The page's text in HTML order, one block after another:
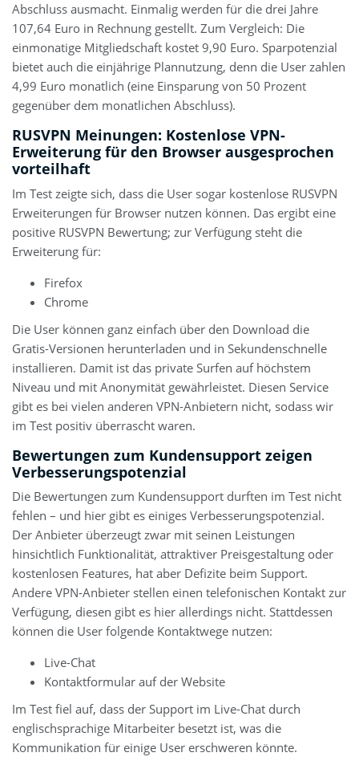
Abschluss ausmacht. Einmalig werden für die drei Jahre
107,64 Euro in Rechnung gestellt. Zum Vergleich: Die
einmonatige Mitgliedschaft kostet 9,90 Euro. Sparpotenzial
bietet auch die einjährige Plannutzung, denn die User zahlen
4,99 Euro monatlich (eine Einsparung von 50 Prozent
gegenüber dem monatlichen Abschluss).
RUSVPN Meinungen: Kostenlose VPN-
Erweiterung für den Browser ausgesprochen
vorteilhaft
Im Test zeigte sich, dass die User sogar kostenlose RUSVPN
Erweiterungen für Browser nutzen können. Das ergibt eine
positive RUSVPN Bewertung; zur Verfügung steht die
Erweiterung für:
Firefox
Chrome
Die User können ganz einfach über den Download die
Gratis-Versionen herunterladen und in Sekundenschnelle
installieren. Damit ist das private Surfen auf höchstem
Niveau und mit Anonymität gewährleistet. Diesen Service
gibt es bei vielen anderen VPN-Anbietern nicht, sodass wir
im Test positiv überrascht waren.
Bewertungen zum Kundensupport zeigen
Verbesserungspotenzial
Die Bewertungen zum Kundensupport durften im Test nicht
fehlen – und hier gibt es einiges Verbesserungspotenzial.
Der Anbieter überzeugt zwar mit seinen Leistungen
hinsichtlich Funktionalität, attraktiver Preisgestaltung oder
kostenlosen Features, hat aber Defizite beim Support.
Andere VPN-Anbieter stellen einen telefonischen Kontakt zur
Verfügung, diesen gibt es hier allerdings nicht. Stattdessen
können die User folgende Kontaktwege nutzen:
Live-Chat
Kontaktformular auf der Website
Im Test fiel auf, dass der Support im Live-Chat durch
englischsprachige Mitarbeiter besetzt ist, was die
Kommunikation für einige User erschweren könnte.